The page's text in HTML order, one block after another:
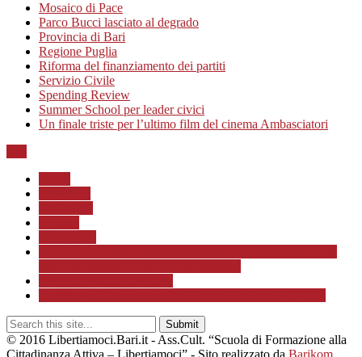
Mosaico di Pace
Parco Bucci lasciato al degrado
Provincia di Bari
Regione Puglia
Riforma del finanziamento dei partiti
Servizio Civile
Spending Review
Summer School per leader civici
Un finale triste per l’ultimo film del cinema Ambasciatori
© 2016 Libertiamoci.Bari.it - Ass.Cult. “Scuola di Formazione alla
Cittadinanza Attiva – Libertiamoci” - Sito realizzato da Barikom